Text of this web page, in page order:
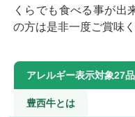
くらでも食べる事が出
の方は是非一度ご賞味く
アレルギー表示対象27品
豊西牛とは